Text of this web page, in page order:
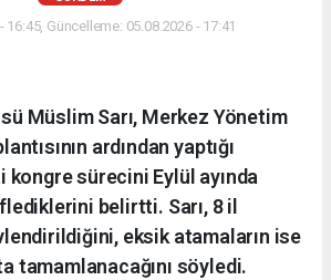
16:45, Güncelleme: 05.08.2026 - 17:41
Müslim Sarı, Merkez Yönetim
ardından yaptığı
kongre sürecini Eylül ayında
belirtti. Sarı, 8 il
eksik atamaların ise
tamamlanacağını söyledi.